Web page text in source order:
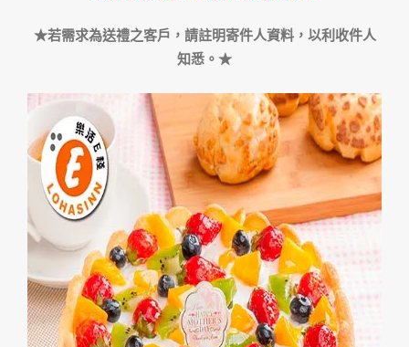
★若需求為送禮之客戶，請註明寄件人資料，以利收件人
知悉。★